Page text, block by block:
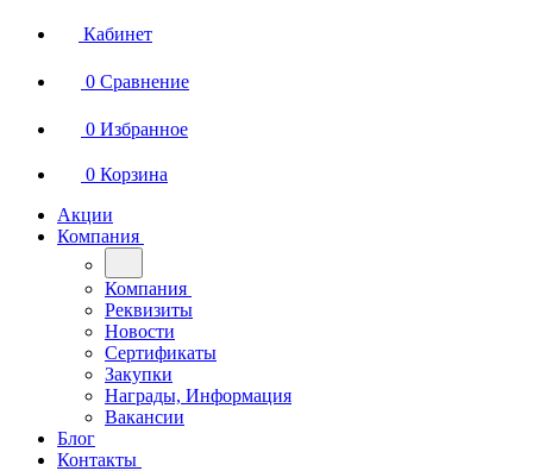
Кабинет
0 Сравнение
0 Избранное
0 Корзина
Акции
Компания
Компания
Реквизиты
Новости
Сертификаты
Закупки
Награды, Информация
Вакансии
Блог
Контакты